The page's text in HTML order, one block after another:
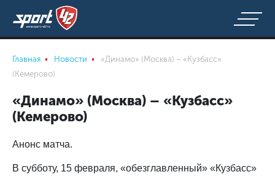
Главная Новости
«Динамо» (Москва) – «Кузбасс»
(Кемерово)
«Динамо» (Москва) – «Кузбасс»
(Кемерово)
Анонс матча.
В субботу, 15 февраля, «обезглавленный» «Кузбасс»